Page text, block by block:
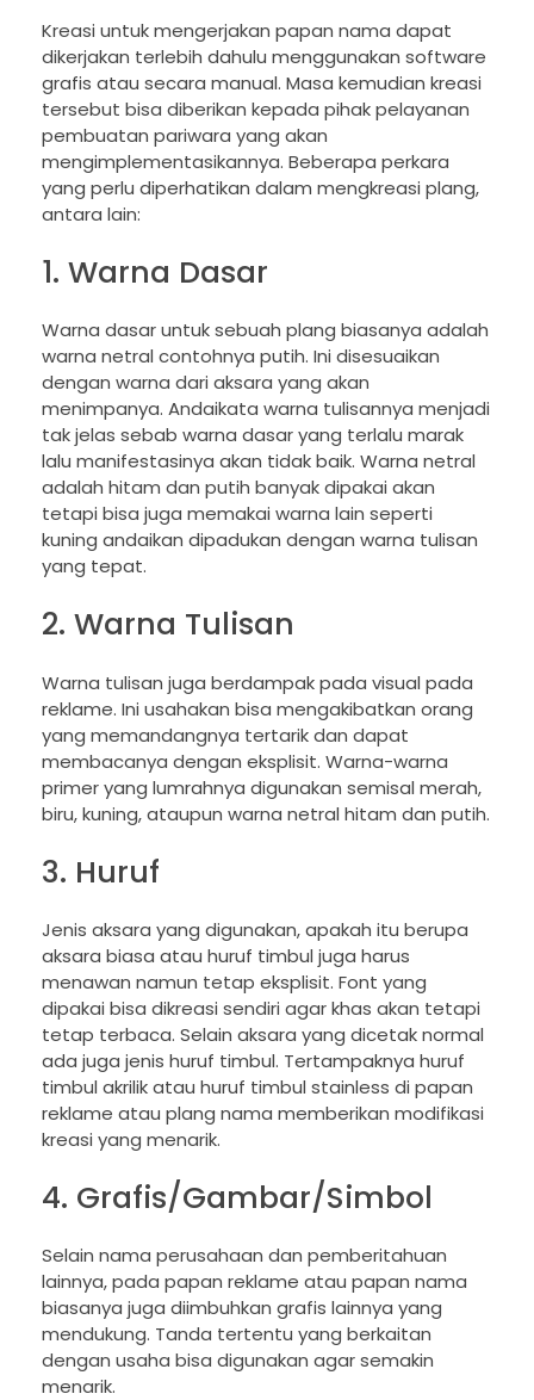
Kreasi untuk mengerjakan papan nama dapat
dikerjakan terlebih dahulu menggunakan software
grafis atau secara manual. Masa kemudian kreasi
tersebut bisa diberikan kepada pihak pelayanan
pembuatan pariwara yang akan
mengimplementasikannya. Beberapa perkara
yang perlu diperhatikan dalam mengkreasi plang,
antara lain:
1. Warna Dasar
Warna dasar untuk sebuah plang biasanya adalah
warna netral contohnya putih. Ini disesuaikan
dengan warna dari aksara yang akan
menimpanya. Andaikata warna tulisannya menjadi
tak jelas sebab warna dasar yang terlalu marak
lalu manifestasinya akan tidak baik. Warna netral
adalah hitam dan putih banyak dipakai akan
tetapi bisa juga memakai warna lain seperti
kuning andaikan dipadukan dengan warna tulisan
yang tepat.
2. Warna Tulisan
Warna tulisan juga berdampak pada visual pada
reklame. Ini usahakan bisa mengakibatkan orang
yang memandangnya tertarik dan dapat
membacanya dengan eksplisit. Warna-warna
primer yang lumrahnya digunakan semisal merah,
biru, kuning, ataupun warna netral hitam dan putih.
3. Huruf
Jenis aksara yang digunakan, apakah itu berupa
aksara biasa atau huruf timbul juga harus
menawan namun tetap eksplisit. Font yang
dipakai bisa dikreasi sendiri agar khas akan tetapi
tetap terbaca. Selain aksara yang dicetak normal
ada juga jenis huruf timbul. Tertampaknya huruf
timbul akrilik atau huruf timbul stainless di papan
reklame atau plang nama memberikan modifikasi
kreasi yang menarik.
4. Grafis/Gambar/Simbol
Selain nama perusahaan dan pemberitahuan
lainnya, pada papan reklame atau papan nama
biasanya juga diimbuhkan grafis lainnya yang
mendukung. Tanda tertentu yang berkaitan
dengan usaha bisa digunakan agar semakin
menarik.